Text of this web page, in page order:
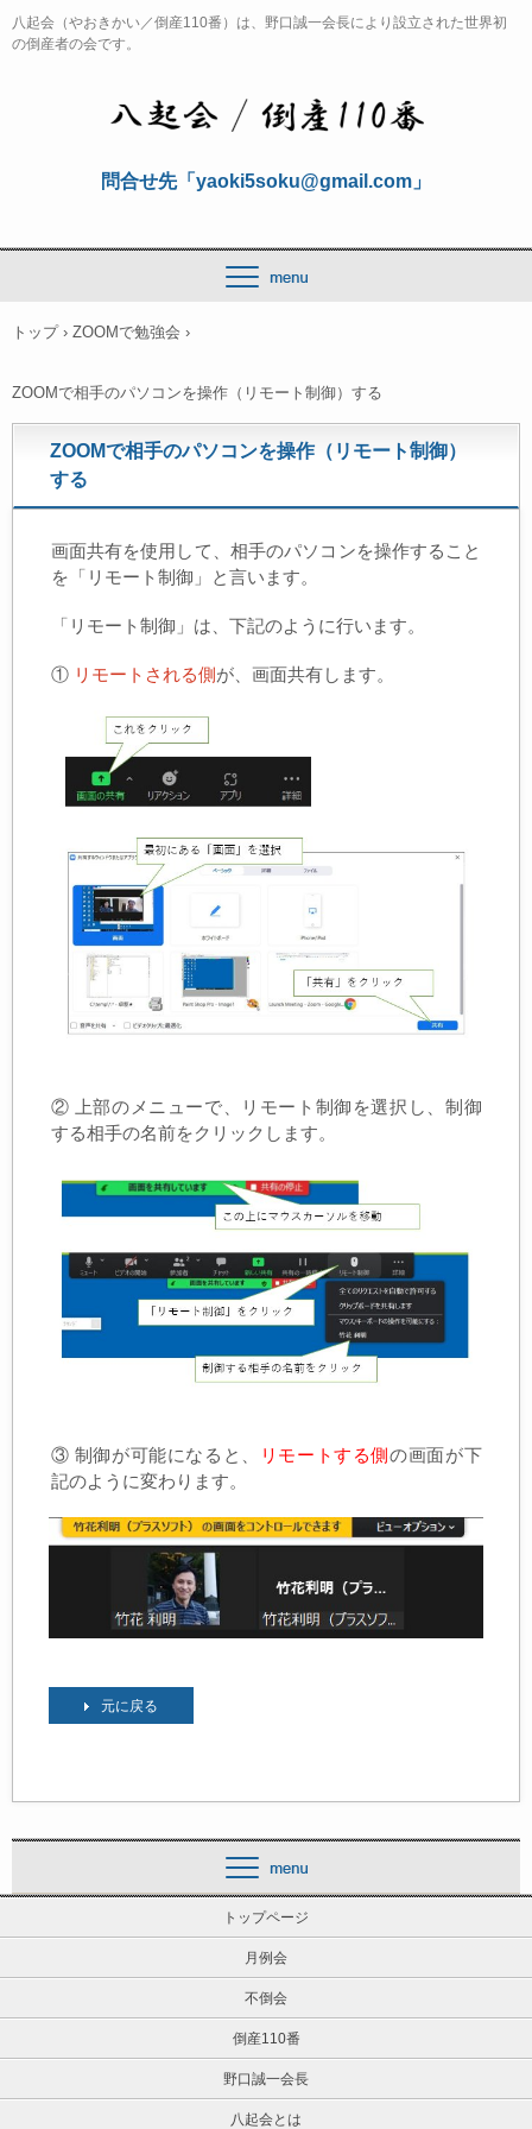
八起会（やおきかい／倒産110番）は、野口誠一会長により設立された世界初
の倒産者の会です。
問合せ先「yaoki5soku@gmail.com」
トップ › ZOOMで勉強会 ›
ZOOMで相手のパソコンを操作（リモート制御）する
ZOOMで相手のパソコンを操作（リモート制御）
する
画面共有を使用して、相手のパソコンを操作すること
を「リモート制御」と言います。
「リモート制御」は、下記のように行います。
① リモートされる側が、画面共有します。
② 上部のメニューで、リモート制御を選択し、制御
する相手の名前をクリックします。
③ 制御が可能になると、 リモートする側の画面が下
記のように変わります。
元に戻る
トップページ
月例会
不倒会
倒産110番
野口誠一会長
八起会とは